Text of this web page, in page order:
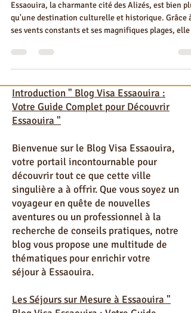
Aquatiques et de Bien-être
Essaouira, la charmante cité des Alizés, est bien
ses vents constants et ses magnifiques plages, elle
s'est imposée comme un spot incontournable pour
amateurs de sports nautiques et de bien-être
aquatique. Que vous soyez un aventurier en quête
sensations fortes ou une personne recherchant la
sérénité des eaux, les activités aquatiques Essaouira
plonger dans u
Introduction " Blog Visa Essaouira :
Essaouira "
Bienvenue sur le Blog Visa Essaouira,
votre portail incontournable pour
découvrir tout ce que cette ville
singulière a à offrir. Que vous soyez un
voyageur en quête de nouvelles
aventures ou un professionnel à la
recherche de conseils pratiques, notre
blog vous propose une multitude de
séjour à Essaouira.